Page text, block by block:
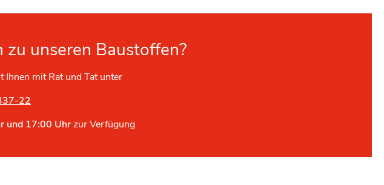
unseren Baustoffen?
Ihnen mit Rat und Tat unter
22
und 17:00 Uhrzur Verfügung